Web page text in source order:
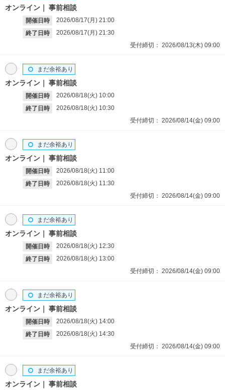
オンライン 事前相談
開催日時 2026/08/17(月) 21:00
終了日時
2026/08/17(月) 21:30
受付締切： 2026/08/13(木) 09:00
オンライン 事前相談
開催日時 2026/08/18(火) 10:00
終了日時
2026/08/18(火) 10:30
まだ余裕あり
受付締切： 2026/08/14(金) 09:00
オンライン 事前相談
開催日時 2026/08/18(火) 11:00
終了日時
2026/08/18(火) 11:30
まだ余裕あり
受付締切： 2026/08/14(金) 09:00
オンライン 事前相談
開催日時 2026/08/18(火) 12:30
終了日時
2026/08/18(火) 13:00
まだ余裕あり
受付締切： 2026/08/14(金) 09:00
オンライン 事前相談
開催日時 2026/08/18(火) 14:00
終了日時
2026/08/18(火) 14:30
まだ余裕あり
受付締切： 2026/08/14(金) 09:00
オンライン 事前相談
まだ余裕あり